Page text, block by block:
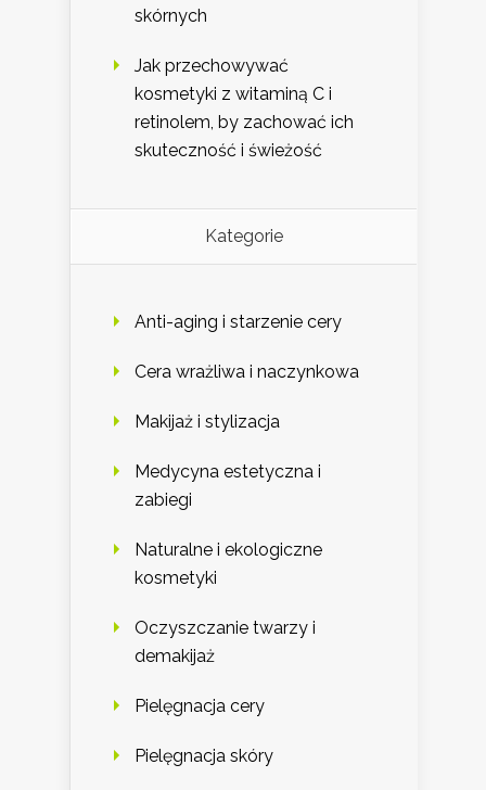
skórnych
Jak przechowywać
kosmetyki z witaminą C i
retinolem, by zachować ich
skuteczność i świeżość
Kategorie
Anti-aging i starzenie cery
Cera wrażliwa i naczynkowa
Makijaż i stylizacja
Medycyna estetyczna i
zabiegi
Naturalne i ekologiczne
kosmetyki
Oczyszczanie twarzy i
demakijaż
Pielęgnacja cery
Pielęgnacja skóry